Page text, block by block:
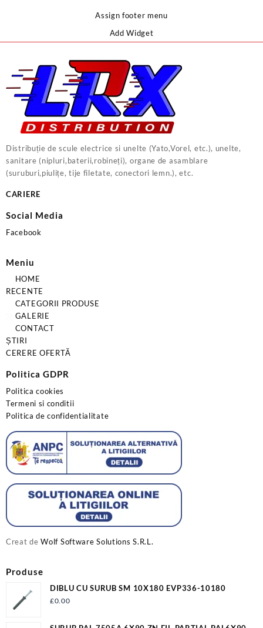
Assign footer menu
Add Widget
Distribuție de scule electrice si unelte (Yato,Vorel, etc.), unelte,
sanitare (nipluri,baterii,robineți), organe de asamblare
(suruburi,piulițe, tije filetate, conectori lemn.), etc.
CARIERE
Social Media
Facebook
Meniu
HOME
RECENTE
CATEGORII PRODUSE
GALERIE
CONTACT
ȘTIRI
CERERE OFERTĂ
Politica GDPR
Politica cookies
Termeni si conditii
Politica de confidentialitate
Creat deWolf Software Solutions S.R.L.
Produse
DIBLU CU SURUB SM 10X180 EVP336-10180
£0.00